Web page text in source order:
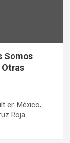
Somos
Otras
en México,
Roja